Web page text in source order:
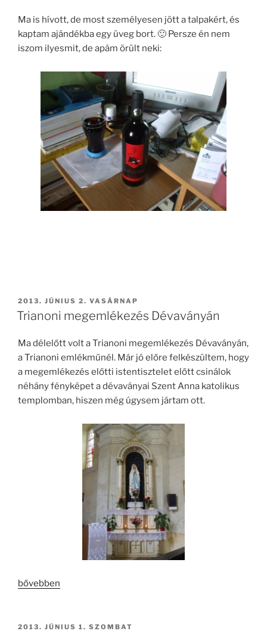
Ma is hívott, de most személyesen jött a talpakért, és
kaptam ajándékba egy üveg bort. 🙂 Persze én nem
iszom ilyesmit, de apám örült neki:
BEKÜLDVE:
2013. JÚNIUS 2. VASÁRNAP
Trianoni megemlékezés Dévaványán
Ma délelőtt volt a Trianoni megemlékezés Dévaványán,
a Trianoni emlékműnél. Már jó előre felkészültem, hogy
a megemlékezés előtti istentisztelet előtt csinálok
néhány fényképet a dévaványai Szent Anna katolikus
templomban, hiszen még úgysem jártam ott.
„Trianoni
bővebben
BEKÜLDVE:
2013. JÚNIUS 1. SZOMBAT